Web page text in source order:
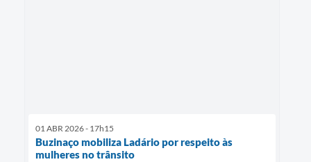
01 ABR 2026 - 17h15
Buzinaço mobiliza Ladário por respeito às
mulheres no trânsito